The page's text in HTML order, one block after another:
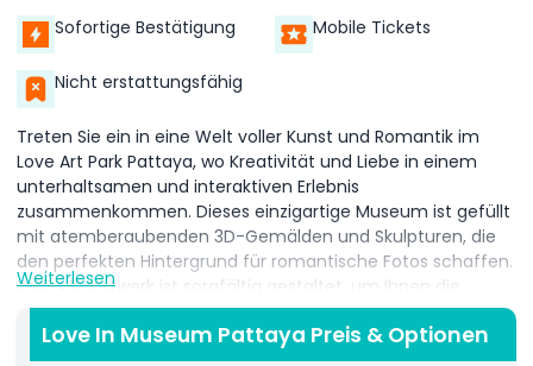
Sofortige Bestätigung Mobile Tickets
Nicht erstattungsfähig
Treten Sie ein in eine Welt voller Kunst und Romantik im
Love Art Park Pattaya, wo Kreativität und Liebe in einem
unterhaltsamen und interaktiven Erlebnis
zusammenkommen. Dieses einzigartige Museum ist gefüllt
mit atemberaubenden 3D-Gemälden und Skulpturen, die
den perfekten Hintergrund für romantische Fotos schaffen.
Jedes Kunstwerk ist sorgfältig gestaltet, um Ihnen die
Möglichkeit zu geben, zu posieren und Teil der Szene zu
werden, sodass jedes Bild eine besondere Erinnerung ist.
Weiterlesen
Love In Museum Pattaya Preis & Optionen